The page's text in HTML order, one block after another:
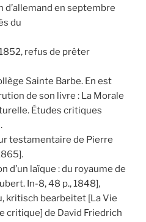
d’allemand en septembre
du
refus de prêter
Sainte Barbe. En est
de son livre : La Morale
Études critiques
testamentaire de Pierre
d’un laïque : du royaume de
In-8, 48 p., 1848],
kritisch bearbeitet [La Vie
critique] de David Friedrich